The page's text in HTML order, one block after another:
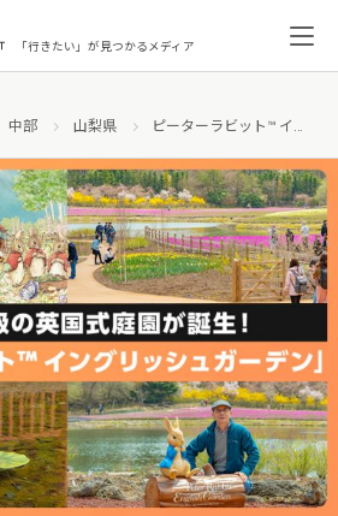
「行きたい」が見つかるメディア
中部 山梨県 ピーターラビット™ イングリッシュガーデン